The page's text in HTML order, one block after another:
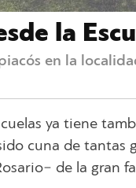
la
en la
ya tiene
cuna de tantas
de la gran